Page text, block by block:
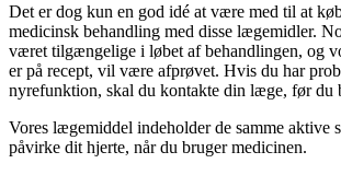
Det er dog kun en god idé at være med til at
medicinsk behandling med disse lægemidler.
været tilgængelige i løbet af behandlingen, og
er på recept, vil være afprøvet. Hvis du har
nyrefunktion, skal du kontakte din læge, før du
Vores lægemiddel indeholder de samme aktive
påvirke dit hjerte, når du bruger medicinen.